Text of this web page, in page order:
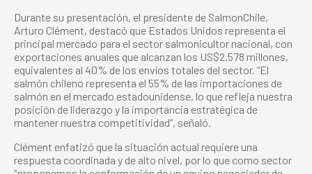
Durante su presentación, el presidente de SalmonChile,
Arturo Clément, destacó que Estados Unidos representa el
principal mercado para el sector salmonicultor nacional, con
exportaciones anuales que alcanzan los US$2.578 millones,
equivalentes al 40% de los envíos totales del sector. “El
salmón chileno representa el 55% de las importaciones de
salmón en el mercado estadounidense, lo que refleja nuestra
posición de liderazgo y la importancia estratégica de
mantener nuestra competitividad”, señaló.
Clément enfatizó que la situación actual requiere una
respuesta coordinada y de alto nivel, por lo que como sector